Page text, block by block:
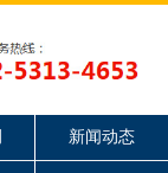
新闻动态